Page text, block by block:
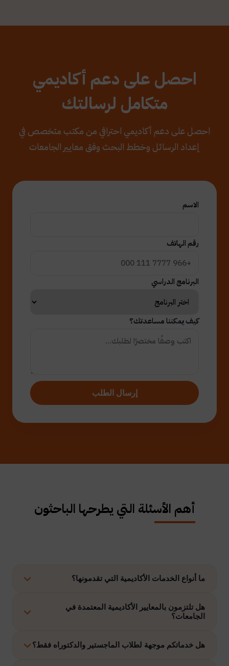
احصل على دعم أكاديمي
متكامل لرسالتك
احصل على دعم أكاديمي احترافي من مكتب متخصص في
إعداد الرسائل وخطط البحث وفق معايير الجامعات
الاسم
رقم الهاتف
البرنامج الدراسي
كيف يمكننا مساعدتك؟
إرسال الطلب
أهم الأسئلة التي يطرحها الباحثون
ما أنواع الخدمات الأكاديمية التي تقدمونها؟
نوفر حلولًا متكاملة تشمل إعداد الرسائل العلمية، الاستشارات
الأكاديمية، التحليل الإحصائي، إعداد خطة البحث، نشر الأبحاث،
هل تلتزمون بالمعايير الأكاديمية المعتمدة في
الجامعات؟
نعم، نلتزم بتنفيذ جميع الأعمال وفق ضوابط الدراسات العليا
هل خدماتكم موجهة لطلاب الماجستير والدكتوراه فقط؟